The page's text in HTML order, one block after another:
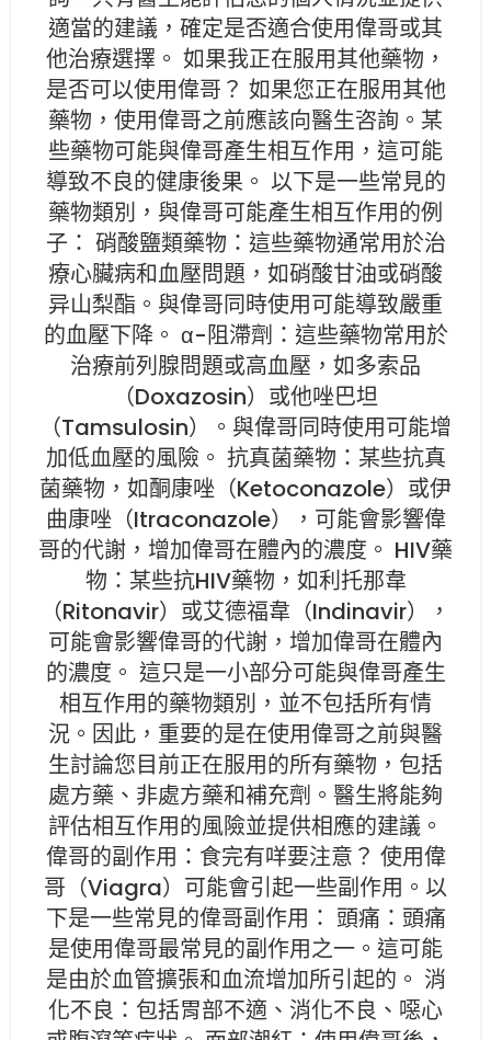
適當的建議，確定是否適合使用偉哥或其
他治療選擇。 如果我正在服用其他藥物，
是否可以使用偉哥？ 如果您正在服用其他
藥物，使用偉哥之前應該向醫生咨詢。某
些藥物可能與偉哥產生相互作用，這可能
導致不良的健康後果。 以下是一些常見的
藥物類別，與偉哥可能產生相互作用的例
子： 硝酸鹽類藥物：這些藥物通常用於治
療心臟病和血壓問題，如硝酸甘油或硝酸
异山梨酯。與偉哥同時使用可能導致嚴重
的血壓下降。 α-阻滯劑：這些藥物常用於
治療前列腺問題或高血壓，如多索品
（Doxazosin）或他唑巴坦
（Tamsulosin）。與偉哥同時使用可能增
加低血壓的風險。 抗真菌藥物：某些抗真
菌藥物，如酮康唑（Ketoconazole）或伊
曲康唑（Itraconazole），可能會影響偉
哥的代謝，增加偉哥在體內的濃度。 HIV藥
物：某些抗HIV藥物，如利托那韋
（Ritonavir）或艾德福韋（Indinavir），
可能會影響偉哥的代謝，增加偉哥在體內
的濃度。 這只是一小部分可能與偉哥產生
相互作用的藥物類別，並不包括所有情
況。因此，重要的是在使用偉哥之前與醫
生討論您目前正在服用的所有藥物，包括
處方藥、非處方藥和補充劑。醫生將能夠
評估相互作用的風險並提供相應的建議。
偉哥的副作用：食完有咩要注意？ 使用偉
哥（Viagra）可能會引起一些副作用。以
下是一些常見的偉哥副作用： 頭痛：頭痛
是使用偉哥最常見的副作用之一。這可能
是由於血管擴張和血流增加所引起的。 消
化不良：包括胃部不適、消化不良、噁心